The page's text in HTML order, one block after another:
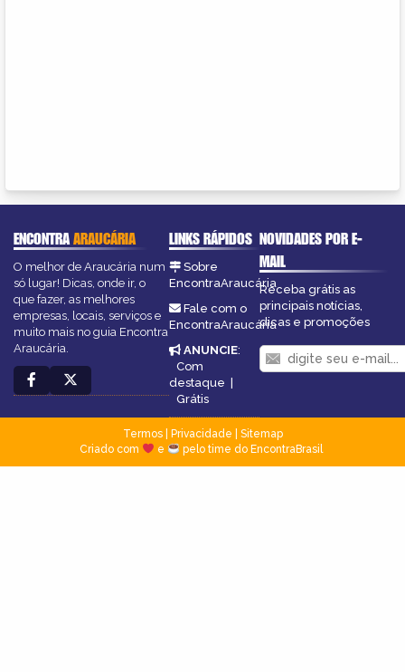
ENCONTRAARAUCÁRIA
O melhor de Araucária num
só lugar! Dicas, onde ir, o
que fazer, as melhores
empresas, locais, serviços e
muito mais no guia Encontra
Araucária.
LINKS RÁPIDOS
Sobre
EncontraAraucária
Fale com o
EncontraAraucária
ANUNCIE:
Com
destaque |
Grátis
NOVIDADES POR E-
MAIL
Receba grátis as
principais notícias,
dicas e promoções
Termos| Privacidade
Sitemap
Criado com
e pelo time do EncontraBrasil